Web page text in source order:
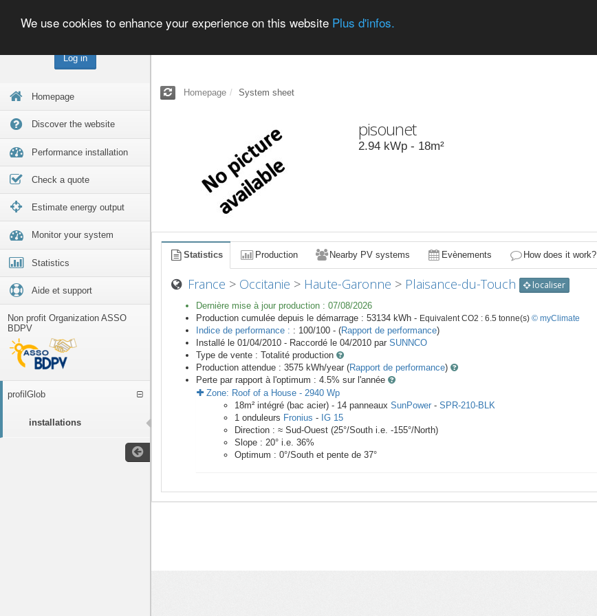
Log in
Homepage
Discover the website
Performance installation
Check a quote
Estimate energy output
Monitor your system
Statistics
Aide et support
Non profit Organization ASSO
BDPV
profilGlob
installations
We use cookies to enhance your experience on this website Plus d'infos.
Homepage System sheet
pisounet
2.94 kWp - 18m²
Statistics Production Nearby PV systems Evènements How does it work?
France > Occitanie > Haute-Garonne > Plaisance-du-Touch localiser
Dernière mise à jour production : 07/08/2026
Production cumulée depuis le démarrage : 53134 kWh - Equivalent CO2 : 6.5 tonne(s) © myClimate
Indice de performance : : 100/100 - (Rapport de performance)
Installé le 01/04/2010 - Raccordé le 04/2010 par SUNNCO
Type de vente : Totalité production
Production attendue : 3575 kWh/year (Rapport de performance)
Perte par rapport à l'optimum : 4.5% sur l'année
Zone: Roof of a House - 2940 Wp
18m² intégré (bac acier) - 14 panneaux SunPower - SPR-210-BLK
1 onduleurs Fronius - IG 15
Direction : ≈ Sud-Ouest (25°/South i.e. -155°/North)
Slope : 20° i.e. 36%
Optimum : 0°/South et pente de 37°